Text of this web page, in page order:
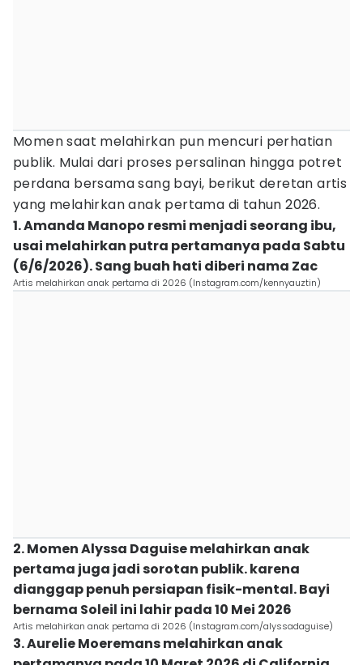
Momen saat melahirkan pun mencuri perhatian
publik. Mulai dari proses persalinan hingga potret
perdana bersama sang bayi, berikut deretan artis
yang melahirkan anak pertama di tahun 2026.
1. Amanda Manopo resmi menjadi seorang ibu,
usai melahirkan putra pertamanya pada Sabtu
(6/6/2026). Sang buah hati diberi nama Zac
Artis melahirkan anak pertama di 2026 (Instagram.com/kennyauztin)
2. Momen Alyssa Daguise melahirkan anak
pertama juga jadi sorotan publik. karena
dianggap penuh persiapan fisik-mental. Bayi
bernama Soleil ini lahir pada 10 Mei 2026
Artis melahirkan anak pertama di 2026 (Instagram.com/alyssadaguise)
3. Aurelie Moeremans melahirkan anak